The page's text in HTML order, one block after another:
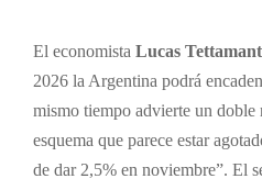
El economista Lucas
2026 la Argentina podrá
mismo tiempo advierte un
esquema que parece estar
de dar 2,5% en noviembre”. El